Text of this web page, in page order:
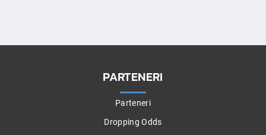
PARTENERI
Parteneri
Dropping Odds